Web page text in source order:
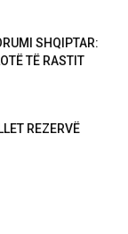
SHQIPTAR:
TË RASTIT
REZERVË